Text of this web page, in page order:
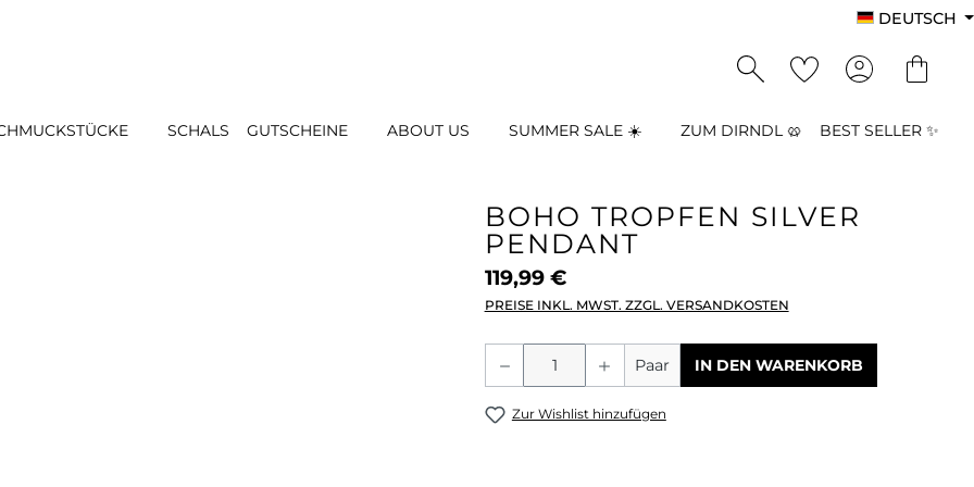
DEUTSCH
SCHALS GUTSCHEINE ABOUT US SUMMER SALE ☀️ ZUM DIRNDL 🥨 BEST SELLER ✨
BOHO TROPFEN SILVER
PENDANT
119,99 €
PREISE INKL. MWST. ZZGL. VERSANDKOSTEN
Produkt Anzahl: Gib den
Paar IN DEN WARENKORB
Zur Wishlist hinzufügen